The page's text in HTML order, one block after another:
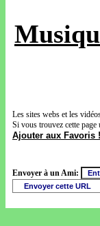
Les sites webs et les
Si vous trouvez cette
Ajouter aux Favoris !
Envoyer à un Ami: